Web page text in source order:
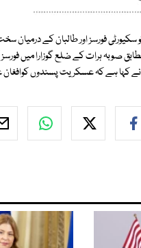
صوبہ ہرات کے ضلع گوزارا میں